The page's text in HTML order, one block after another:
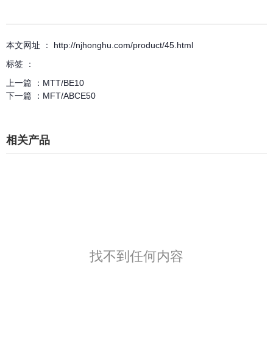
本文网址 ： http://njhonghu.com/product/45.html
标签 ：
上一篇 ： MTT/BE10
下一篇 ： MFT/ABCE50
相关产品
找不到任何内容